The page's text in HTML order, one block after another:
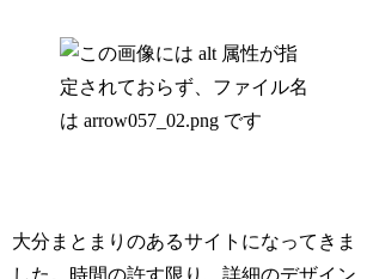
大分まとまりのあるサイトになってきま